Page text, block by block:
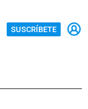
SUSCRÍBETE